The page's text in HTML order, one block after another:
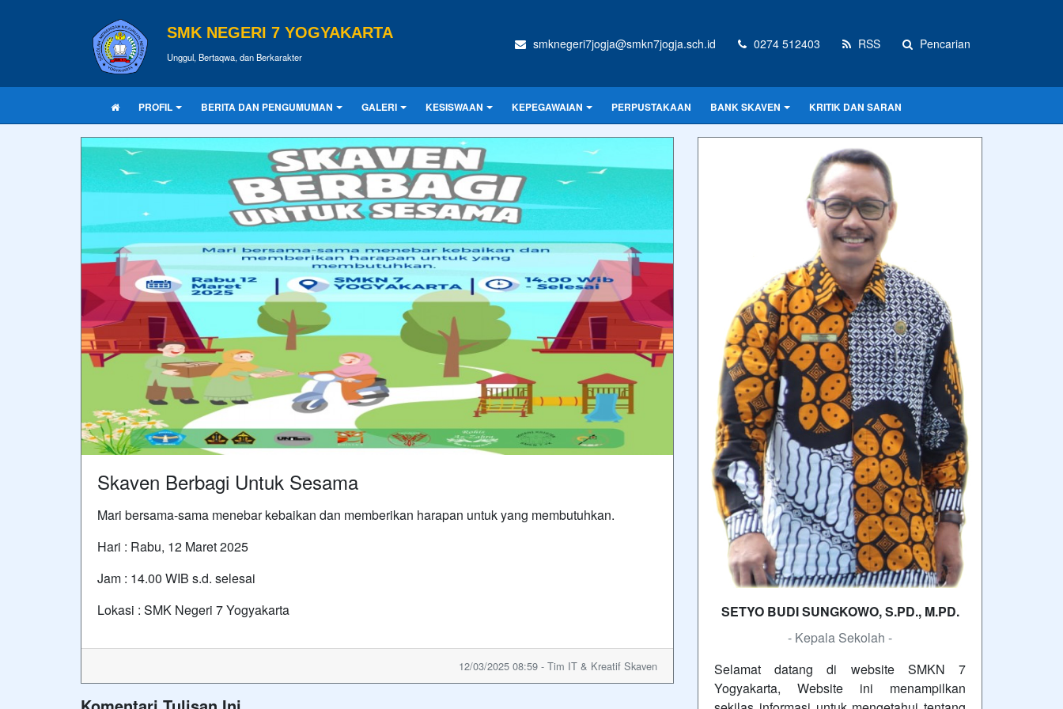
SMK NEGERI 7 YOGYAKARTA
Unggul, Bertaqwa, dan Berkarakter
smknegeri7jogja@smkn7jogja.sch.id 0274 512403 RSS Pencarian
PROFIL BERITA DAN PENGUMUMAN GALERI KESISWAAN KEPEGAWAIAN PERPUSTAKAAN BANK SKAVEN KRITIK DAN SARAN
Skaven Berbagi Untuk Sesama
Mari bersama-sama menebar kebaikan dan memberikan harapan untuk yang membutuhkan.
Hari : Rabu, 12 Maret 2025
Jam : 14.00 WIB s.d. selesai
Lokasi : SMK Negeri 7 Yogyakarta
12/03/2025 08:59 - Tim IT & Kreatif Skaven
SETYO BUDI SUNGKOWO, S.PD., M.PD.
- Kepala Sekolah -
Selamat datang di website SMKN 7
Yogyakarta, Website ini menampilkan